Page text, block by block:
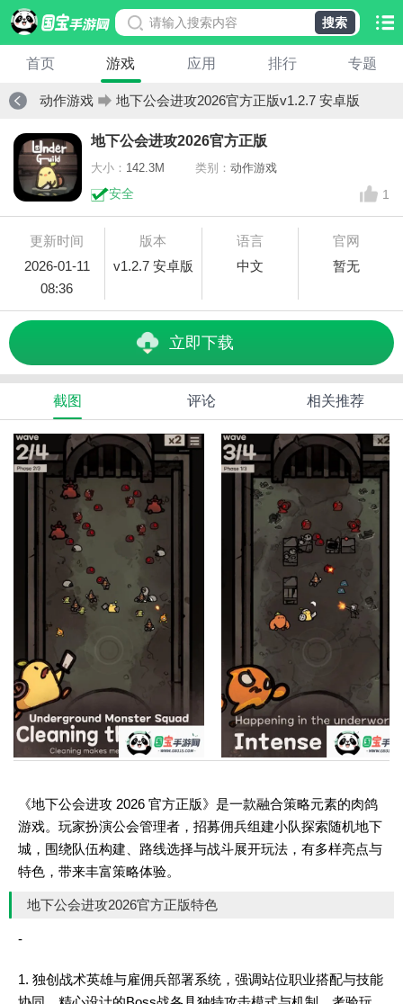
搜索
首页 游戏 应用 排行 专题
动作游戏 地下公会进攻2026官方正版v1.2.7 安卓版
地下公会进攻2026官方正版
大小： 142.3M 类别： 动作游戏
安全 1
更新时间
2026-01-11
08:36
版本
v1.2.7 安卓版
语言
中文
官网
暂无
立即下载
截图 评论 相关推荐
《地下公会进攻 2026 官方正版》是一款融合策略元素的肉鸽
游戏。玩家扮演公会管理者，招募佣兵组建小队探索随机地下
城，围绕队伍构建、路线选择与战斗展开玩法，有多样亮点与
特色，带来丰富策略体验。
地下公会进攻2026官方正版特色
-
1. 独创战术英雄与雇佣兵部署系统，强调站位职业搭配与技能